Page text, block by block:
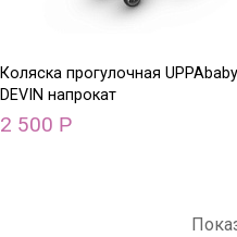
Коляска прогулочная
DEVIN напрокат
2 500 Р